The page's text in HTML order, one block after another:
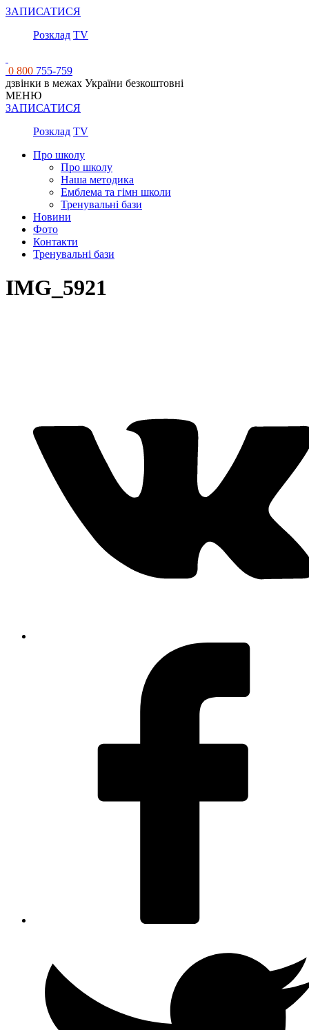
ЗАПИСАТИСЯ
Розклад TV
0 800 755-759
дзвінки в межах України безкоштовні
МЕНЮ
ЗАПИСАТИСЯ
Розклад TV
Про школу
Про школу
Наша методика
Емблема та гімн школи
Тренувальні бази
Новини
Фото
Контакти
Тренувальні бази
IMG_5921